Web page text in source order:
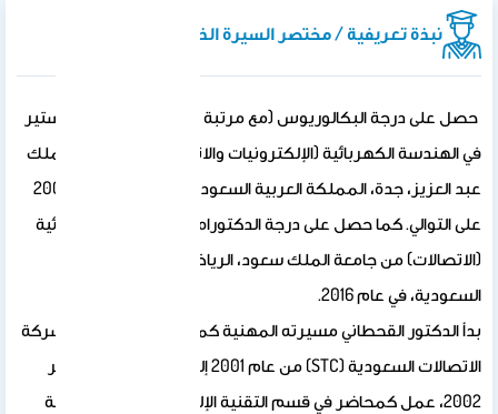
/ مختصر السيرة الذاتية
(مع مرتبة الشرف) ودرجة الماجستير
(الإلكترونيات والاتصالات) من جامعة الملك
عبد العزيز، جدة، المملكة العربية السعودية، في عامي 2001 و2009
على درجة الدكتوراه في الهندسة الكهربائية
الملك سعود، الرياض، المملكة العربية
مسيرته المهنية كمهندس شبكات في شركة
الاتصالات السعودية (STC) من عام 2001 إلى 2002. ومنذ سبتمبر
في قسم التقنية الإلكترونية بكلية التقنية